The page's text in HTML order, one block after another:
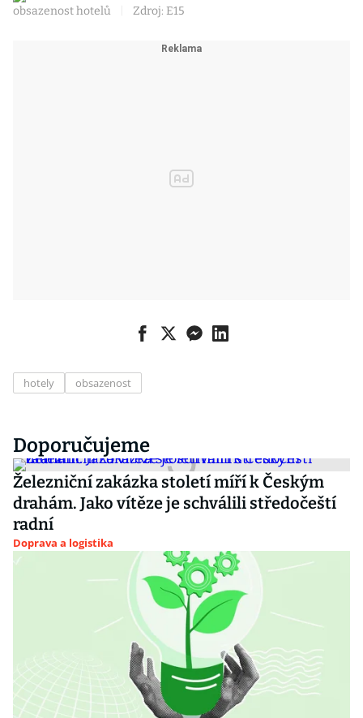
obsazenost hotelů Zdroj: E15
hotely obsazenost
Doporučujeme
Železniční zakázka století míří k Českým
drahám. Jako vítěze je schválili středočeští
radní
Doprava a logistika